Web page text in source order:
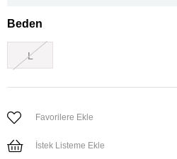
Beden
L
Favorilere Ekle
İstek Listeme Ekle